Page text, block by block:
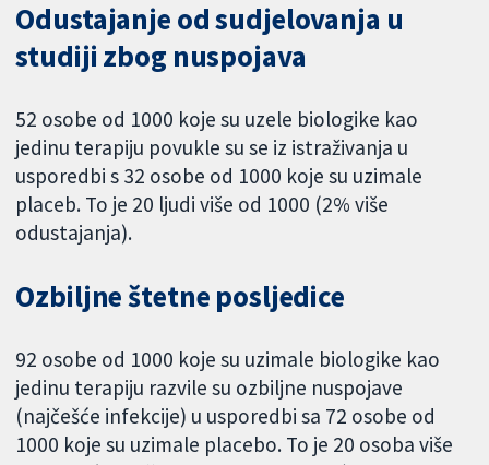
Odustajanje od sudjelovanja u
studiji zbog nuspojava
52 osobe od 1000 koje su uzele biologike kao
jedinu terapiju povukle su se iz istraživanja u
usporedbi s 32 osobe od 1000 koje su uzimale
placeb. To je 20 ljudi više od 1000 (2% više
odustajanja).
Ozbiljne štetne posljedice
92 osobe od 1000 koje su uzimale biologike kao
jedinu terapiju razvile su ozbiljne nuspojave
(najčešće infekcije) u usporedbi sa 72 osobe od
1000 koje su uzimale placebo. To je 20 osoba više